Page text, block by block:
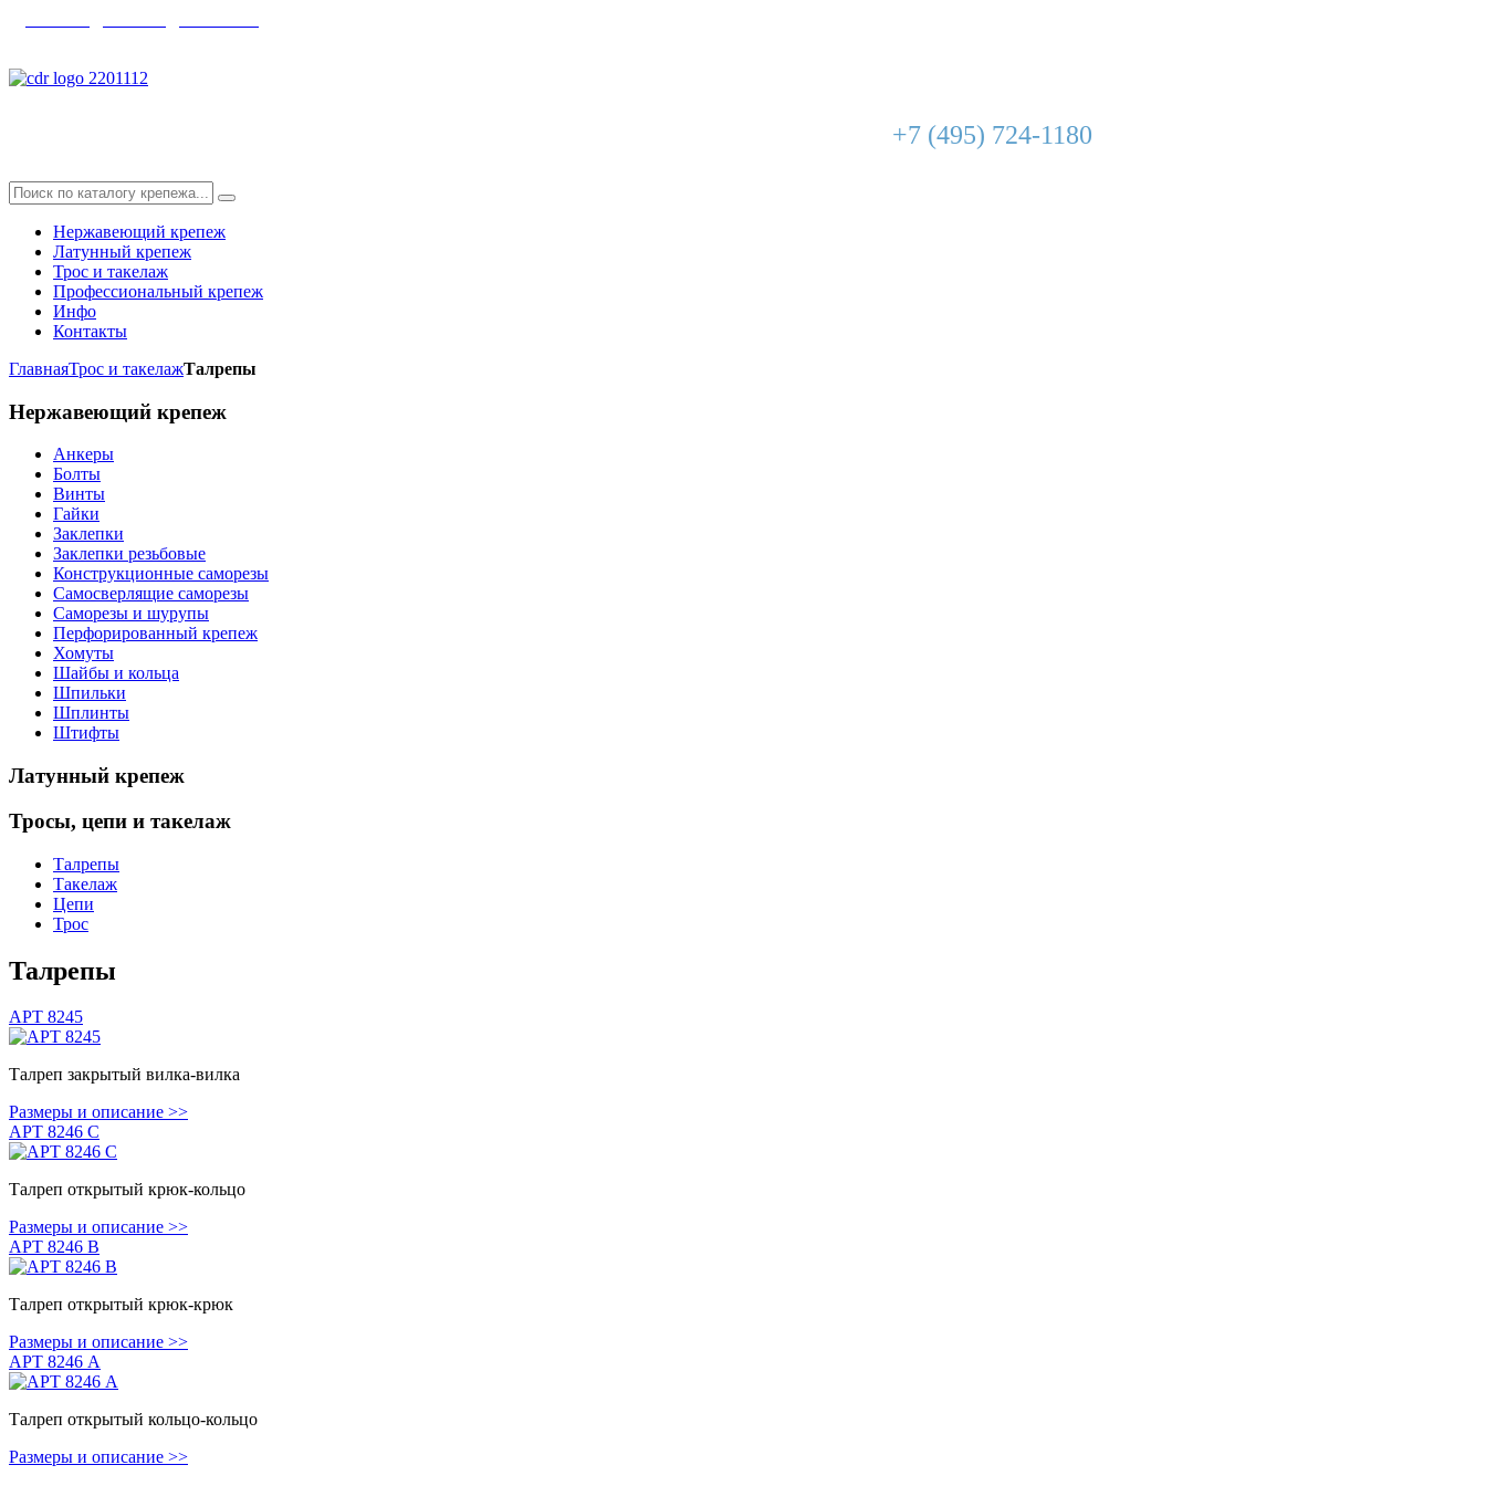
+7 (495) 724-1180
Нержавеющий крепеж
Латунный крепеж
Трос и такелаж
Профессиональный крепеж
Инфо
Контакты
ГлавнаяТрос и такелажТалрепы
Нержавеющий крепеж
Анкеры
Болты
Винты
Гайки
Заклепки
Заклепки резьбовые
Конструкционные саморезы
Самосверлящие саморезы
Саморезы и шурупы
Перфорированный крепеж
Хомуты
Шайбы и кольца
Шпильки
Шплинты
Штифты
Латунный крепеж
Тросы, цепи и такелаж
Талрепы
Такелаж
Цепи
Трос
Талрепы
АРТ 8245
Талреп закрытый вилка-вилка
Размеры и описание >>
АРТ 8246 С
Талреп открытый крюк-кольцо
Размеры и описание >>
АРТ 8246 В
Талреп открытый крюк-крюк
Размеры и описание >>
АРТ 8246 А
Талреп открытый кольцо-кольцо
Размеры и описание >>